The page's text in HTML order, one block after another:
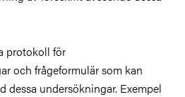
protokoll för
och frågeformulär som kan
dessa undersökningar. Exempel